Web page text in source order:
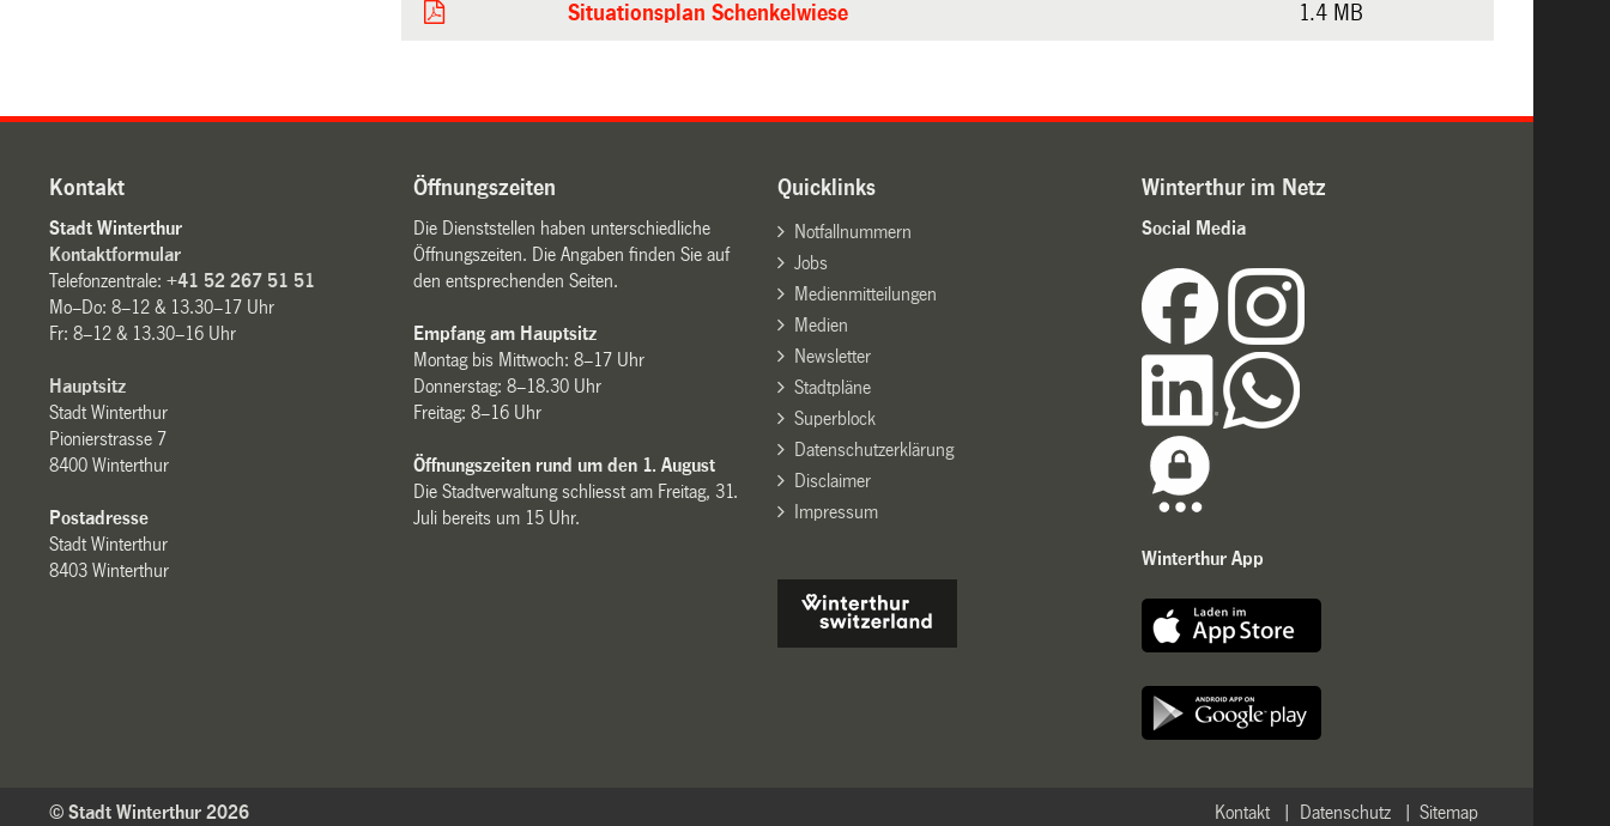
Situationsplan Schenkelwiese 1.4 MB
Kontakt
Stadt Winterthur
Kontaktformular
Telefonzentrale:+41 52 267 51 51
Mo–Do: 8–12 & 13.30–17 Uhr
Fr: 8–12 & 13.30–16 Uhr
Hauptsitz
Stadt Winterthur
Pionierstrasse 7
8400 Winterthur
Postadresse
Stadt Winterthur
8403 Winterthur
Öffnungszeiten
Die Dienststellen haben unterschiedliche
Öffnungszeiten. Die Angaben finden Sie auf
den entsprechenden Seiten.
Empfang am Hauptsitz
Montag bis Mittwoch: 8–17 Uhr
Donnerstag: 8–18.30 Uhr
Freitag: 8–16 Uhr
Öffnungszeiten rund um den 1. August
Die Stadtverwaltung schliesst am Freitag, 31.
Juli bereits um 15 Uhr.
Quicklinks
Notfallnummern
Jobs
Medienmitteilungen
Medien
Newsletter
Stadtpläne
Superblock
Datenschutzerklärung
Disclaimer
Impressum
Winterthur im Netz
Social Media
Winterthur App
Sitemap
Datenschutz
Kontakt
© Stadt Winterthur 2026